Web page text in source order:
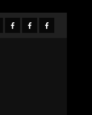
Facebook-
Facebook-Facebook-